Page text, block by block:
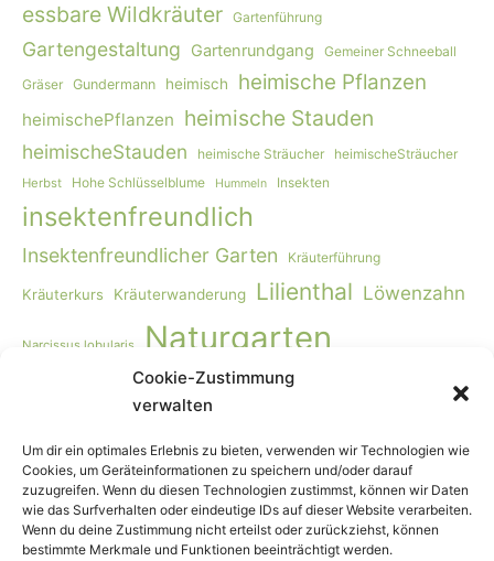
Cookie-Zustimmung
verwalten
Um dir ein optimales Erlebnis zu bieten, verwenden wir Technologien wie
Cookies, um Geräteinformationen zu speichern und/oder darauf
zuzugreifen. Wenn du diesen Technologien zustimmst, können wir Daten
wie das Surfverhalten oder eindeutige IDs auf dieser Website verarbeiten.
Wenn du deine Zustimmung nicht erteilst oder zurückziehst, können
bestimmte Merkmale und Funktionen beeinträchtigt werden.
essbare Wildkräuter Gartenführung
Gartengestaltung Gartenrundgang
Gemeiner Schneeball
Gräser Gundermann heimisch heimische Pflanzen
heimischePflanzen heimische Stauden
heimischeStauden heimische Sträucher heimischeSträucher
Herbst Hohe Schlüsselblume Hummeln Insekten
insektenfreundlich
Insektenfreundlicher Garten Kräuterführung
Kräuterkurs Kräuterwanderung Lilienthal Löwenzahn
Narcissus lobularis Naturgarten
Naturgartengestaltung naturnaher Garten
Schmetterlinge Smoothie
Vogelmiere Vollwertkost Vögel Wiese Wildbienen
Wildkräuter Wildkräuter-Smoothie Wildkräuterkurs
Winter Worpswede